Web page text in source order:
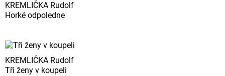
KREMLIČKA Rudolf
Horké odpoledne
KREMLIČKA Rudolf
Tři ženy v koupeli